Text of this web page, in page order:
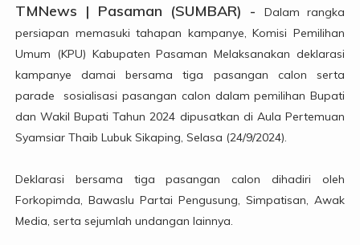
TMNews | Pasaman (SUMBAR) -
Dalam rangka
persiapan memasuki tahapan kampanye, Komisi Pemilihan
Umum (KPU) Kabupaten Pasaman Melaksanakan deklarasi
kampanye damai bersama tiga pasangan calon serta
parade sosialisasi pasangan calon dalam pemilihan Bupati
dan Wakil Bupati Tahun 2024 dipusatkan di Aula Pertemuan
Syamsiar Thaib Lubuk Sikaping, Selasa (24/9/2024).
Deklarasi bersama tiga pasangan calon dihadiri oleh
Forkopimda, Bawaslu Partai Pengusung, Simpatisan, Awak
Media, serta sejumlah undangan lainnya.